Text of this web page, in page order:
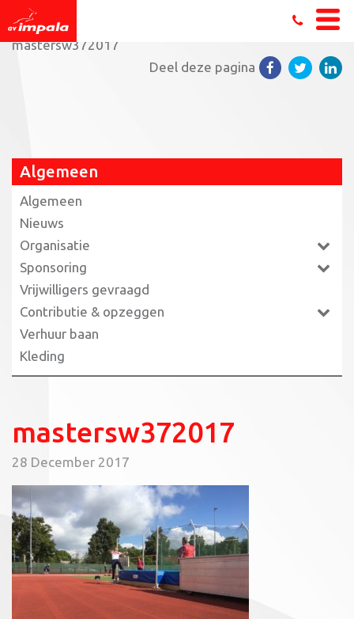
Home»Impala Masters 8e tijdens landelijke finale
»
mastersw372017
Deel deze pagina
Algemeen
Algemeen
Nieuws
Organisatie
Sponsoring
Vrijwilligers gevraagd
Contributie & opzeggen
Verhuur baan
Kleding
mastersw372017
28 December 2017